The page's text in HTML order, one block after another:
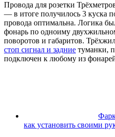
Провода для розетки
— в итоге получилось 3 куска
провода оптимальна. Логика
фонарь по одноиму
поворотов и габаритов.
стоп сигнал и задние туманки,
подключен к любому из
как установить своими